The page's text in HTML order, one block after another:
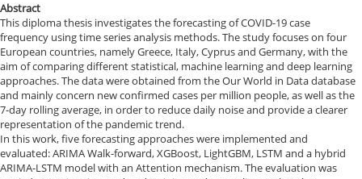
Abstract
This diploma thesis investigates the forecasting of COVID-19 case
frequency using time series analysis methods. The study focuses on four
European countries, namely Greece, Italy, Cyprus and Germany, with the
aim of comparing different statistical, machine learning and deep learning
approaches. The data were obtained from the Our World in Data database
and mainly concern new confirmed cases per million people, as well as the
7-day rolling average, in order to reduce daily noise and provide a clearer
representation of the pandemic trend.
In this work, five forecasting approaches were implemented and
evaluated: ARIMA Walk-forward, XGBoost, LightGBM, LSTM and a hybrid
ARIMA-LSTM model with an Attention mechanism. The evaluation was